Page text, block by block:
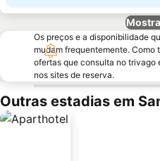
Os preços e a disponibilidade
mudam frequentemente.
ofertas que consulta no trivago
nos sites de reserva.
Outras estadias em